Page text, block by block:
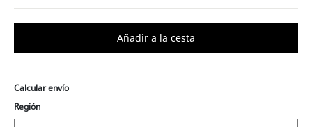
Calcular envío
Región